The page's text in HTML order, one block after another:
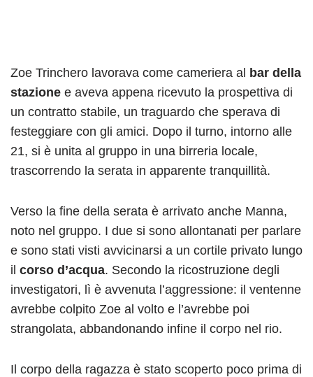
Zoe Trinchero lavorava come cameriera al bar della
stazione e aveva appena ricevuto la prospettiva di
un contratto stabile, un traguardo che sperava di
festeggiare con gli amici. Dopo il turno, intorno alle
21, si è unita al gruppo in una birreria locale,
trascorrendo la serata in apparente tranquillità.
Verso la fine della serata è arrivato anche Manna,
noto nel gruppo. I due si sono allontanati per parlare
e sono stati visti avvicinarsi a un cortile privato lungo
il corso d’acqua. Secondo la ricostruzione degli
investigatori, lì è avvenuta l’aggressione: il ventenne
avrebbe colpito Zoe al volto e l’avrebbe poi
strangolata, abbandonando infine il corpo nel rio.
Il corpo della ragazza è stato scoperto poco prima di